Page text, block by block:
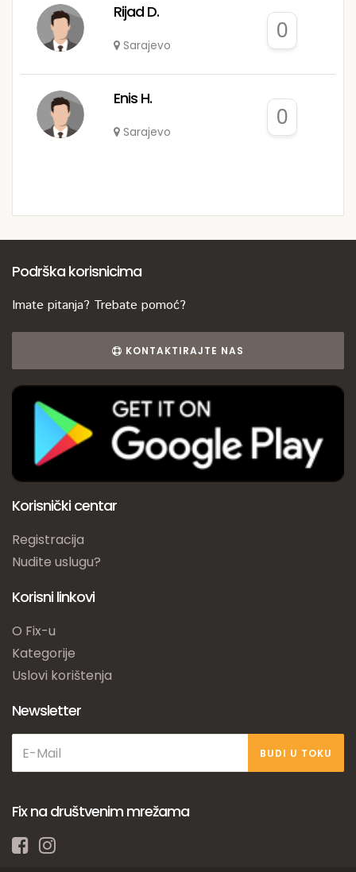
Rijad D.
Sarajevo
0
Enis H.
Sarajevo
0
Podrška korisnicima
Imate pitanja? Trebate pomoć?
KONTAKTIRAJTE NAS
Korisnički centar
Registracija
Nudite uslugu?
Korisni linkovi
O Fix-u
Kategorije
Uslovi korištenja
Newsletter
BUDI U TOKU
Fix na društvenim mrežama